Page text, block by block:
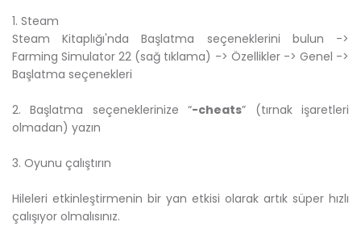
1. Steam
Steam Kitaplığı'nda Başlatma seçeneklerini bulun ->
Farming Simulator 22 (sağ tıklama) -> Özellikler -> Genel ->
Başlatma seçenekleri
2. Başlatma seçeneklerinize “-cheats” (tırnak işaretleri
olmadan) yazın
3. Oyunu çalıştırın
Hileleri etkinleştirmenin bir yan etkisi olarak artık süper hızlı
çalışıyor olmalısınız.